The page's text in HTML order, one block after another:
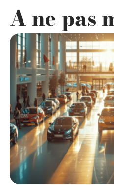
A ne pas